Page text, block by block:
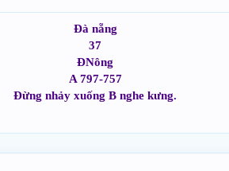
Đà nẵng
37
ĐNông
A 797-757
Đừng nhảy xuống B nghe kưng.